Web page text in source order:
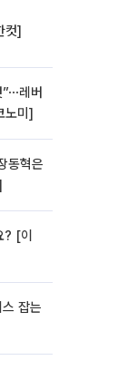
컷]
”⋯레버
노미]
동혁은
[이
잡는